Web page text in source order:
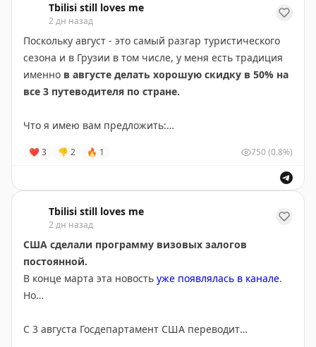
Tbilisi still loves me
2 дн назад
Поскольку август - это самый разгар туристического
сезона и в Грузии в том числе, у меня есть традиция
именно в августе делать хорошую скидку в 50% на
все 3 путеводителя по стране.
Что я имею вам предложить:
Гайд по Тбилиси
закроет любые ваши потребности и вопросы в
поездке
3000 рублей/ 100 лари
1500 рублей/ 50 лари
Гайд по Батуми - куда сходить, где поесть, что
посмотреть кроме пляжа и моря
750 рублей/ 25 лари
❤ 3 👎 2 🔥 1 750(0.8%)
Tbilisi still loves me
2 дн назад
США сделали программу визовых залогов
постоянной.
В конце марта эта новость уже появлялась в канале.
Но…
С 3 августа Госдепартамент США переводит